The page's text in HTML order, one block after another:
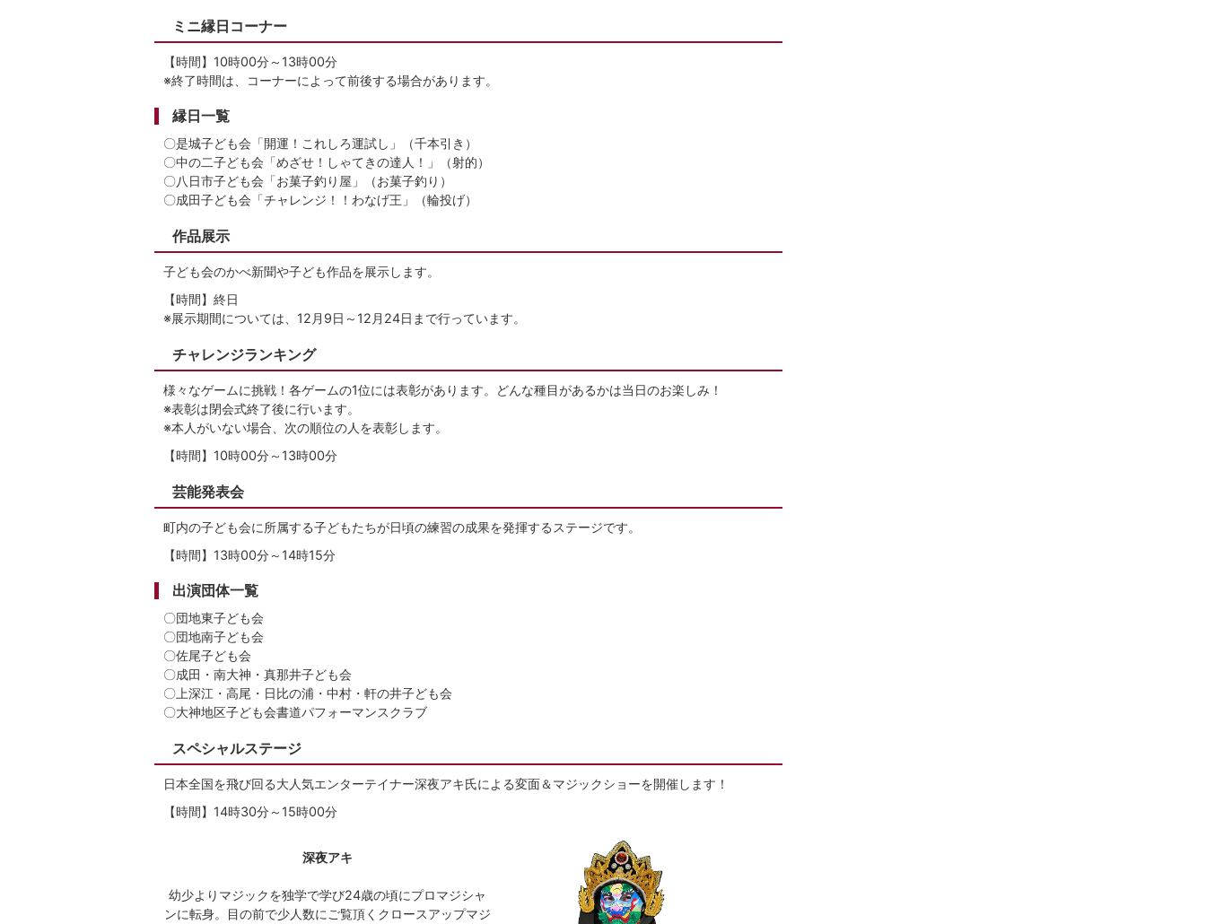
ミニ縁日コーナー
【時間】10時00分～13時00分
※終了時間は、コーナーによって前後する場合があります。
縁日一覧
〇是城子ども会「開運！これしろ運試し」（千本引き）
〇中の二子ども会「めざせ！しゃてきの達人！」（射的）
〇八日市子ども会「お菓子釣り屋」（お菓子釣り）
〇成田子ども会「チャレンジ！！わなげ王」（輪投げ）
作品展示
子ども会のかべ新聞や子ども作品を展示します。
【時間】終日
※展示期間については、12月9日～12月24日まで行っています。
チャレンジランキング
様々なゲームに挑戦！各ゲームの1位には表彰があります。どんな種目があるかは当日のお楽しみ！
※表彰は閉会式終了後に行います。
※本人がいない場合、次の順位の人を表彰します。
【時間】10時00分～13時00分
芸能発表会
町内の子ども会に所属する子どもたちが日頃の練習の成果を発揮するステージです。
【時間】13時00分～14時15分
出演団体一覧
〇団地東子ども会
〇団地南子ども会
〇佐尾子ども会
〇成田・南大神・真那井子ども会
〇上深江・高尾・日比の浦・中村・軒の井子ども会
〇大神地区子ども会書道パフォーマンスクラブ
スペシャルステージ
日本全国を飛び回る大人気エンターテイナー深夜アキ氏による変面＆マジックショーを開催します！
【時間】14時30分～15時00分
深夜アキ
幼少よりマジックを独学で学び24歳の頃にプロマジシャ
ンに転身。目の前で少人数にご覧頂くクロースアップマジ